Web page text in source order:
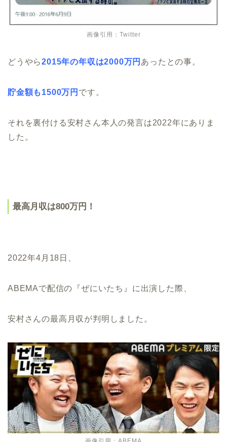
画像引用：Twitter
どうやら2015年の年収は2000万円 あったとの事。
貯金額も1500万円 です。
それを裏付ける安村さん本人の発言は2022年にありま
した。
最高月収は800万円！
2022年4月18日、
ABEMAで配信の『ぜにいたち』に出演した際、
安村さんの最高月収が判明しました。